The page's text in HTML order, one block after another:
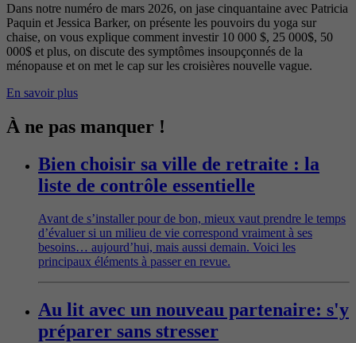
Dans notre numéro de mars 2026, on jase cinquantaine avec Patricia
Paquin et Jessica Barker, on présente les pouvoirs du yoga sur
chaise, on vous explique comment investir 10 000 $, 25 000$, 50
000$ et plus, on discute des symptômes insoupçonnés de la
ménopause et on met le cap sur les croisières nouvelle vague.
En savoir plus
À ne pas manquer !
Bien choisir sa ville de retraite : la
liste de contrôle essentielle
Avant de s’installer pour de bon, mieux vaut prendre le temps
d’évaluer si un milieu de vie correspond vraiment à ses
besoins… aujourd’hui, mais aussi demain. Voici les
principaux éléments à passer en revue.
Au lit avec un nouveau partenaire: s'y
préparer sans stresser